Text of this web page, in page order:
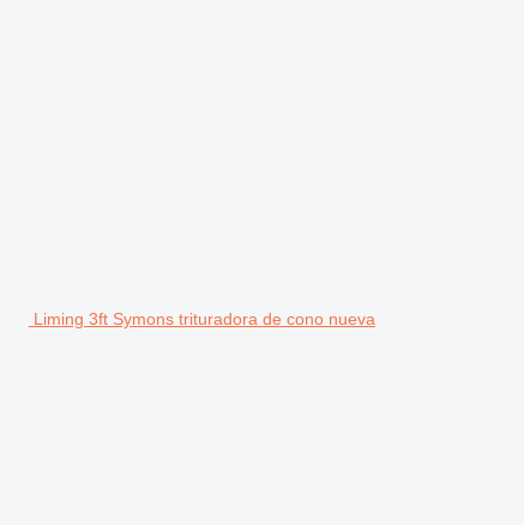
Liming 3ft Symons trituradora de cono nueva